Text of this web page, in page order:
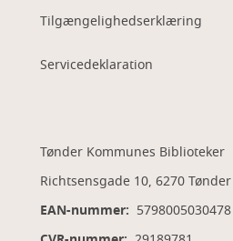
Tilgængelighedserklæring
Servicedeklaration
Tønder Kommunes Biblioteker
Richtsensgade 10, 6270 Tønder
EAN-nummer: 5798005030478